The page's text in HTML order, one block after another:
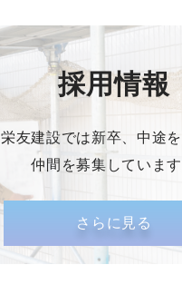
採用情報
栄友建設では新卒、中途
仲間を募集しています
さらに見る